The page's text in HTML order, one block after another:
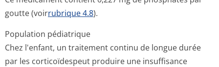
goutte (voirrubrique 4.8).
Population pédiatrique
Chez l'enfant, un traitement continu de longue durée
par les corticoïdespeut produire une insuffisance